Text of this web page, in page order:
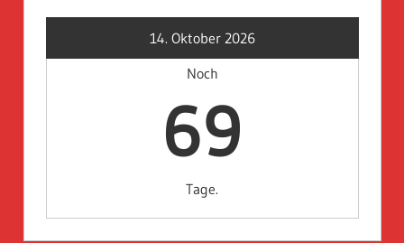
14. Oktober 2026
Noch
69
Tage.